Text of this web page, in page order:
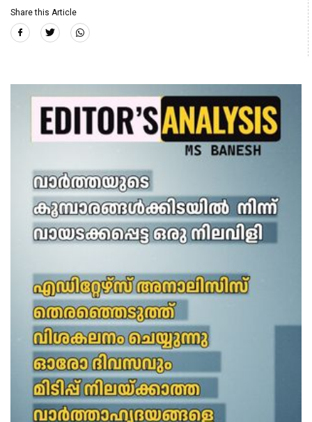
Share this Article